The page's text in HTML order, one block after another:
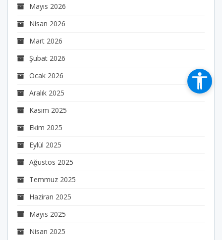
Mayıs 2026
Nisan 2026
Mart 2026
Şubat 2026
Ocak 2026
Aralık 2025
Kasım 2025
Ekim 2025
Eylül 2025
Ağustos 2025
Temmuz 2025
Haziran 2025
Mayıs 2025
Nisan 2025